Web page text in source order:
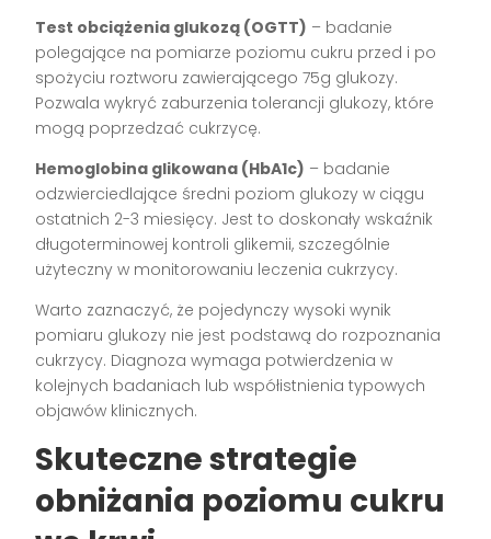
Test obciążenia glukozą (OGTT) – badanie
polegające na pomiarze poziomu cukru przed i po
spożyciu roztworu zawierającego 75g glukozy.
Pozwala wykryć zaburzenia tolerancji glukozy, które
mogą poprzedzać cukrzycę.
Hemoglobina glikowana (HbA1c) – badanie
odzwierciedlające średni poziom glukozy w ciągu
ostatnich 2-3 miesięcy. Jest to doskonały wskaźnik
długoterminowej kontroli glikemii, szczególnie
użyteczny w monitorowaniu leczenia cukrzycy.
Warto zaznaczyć, że pojedynczy wysoki wynik
pomiaru glukozy nie jest podstawą do rozpoznania
cukrzycy. Diagnoza wymaga potwierdzenia w
kolejnych badaniach lub współistnienia typowych
objawów klinicznych.
Skuteczne strategie
obniżania poziomu cukru